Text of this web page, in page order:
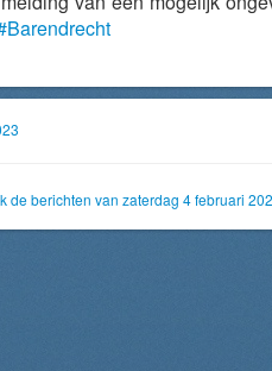
de berichten van zaterdag 4 februari